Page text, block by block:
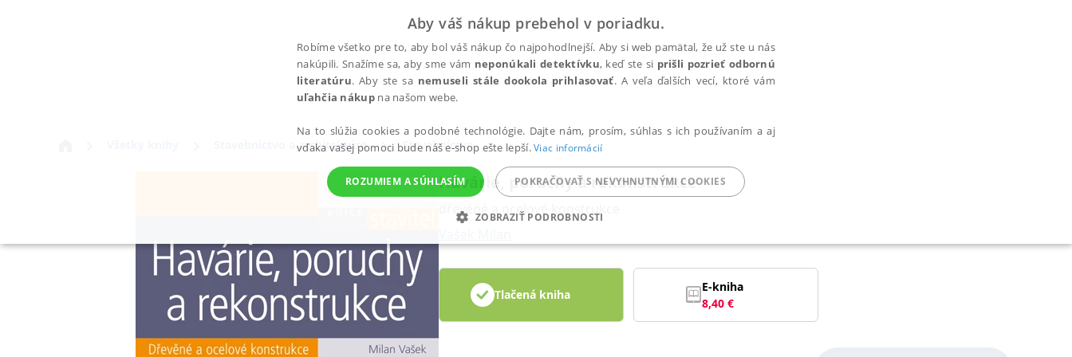
Stavebníctvo a architektúra Stavebníctvo
Havárie, poruchy a rekonstrukce
dřevěné a ocelové konstrukce
Tlačená kniha
E-kniha
8,40 €
Aby váš nákup prebehol v poriadku.
Robíme všetko pre to, aby bol váš nákup čo najpohodlnejší. Aby si web pamätal, že už ste u nás
nakúpili. Snažíme sa, aby sme vám neponúkali detektívku, keď ste si prišli pozrieť odbornú
literatúru. Aby ste sa nemuseli stále dookola prihlasovať. A veľa ďalších vecí, ktoré vám
uľahčia nákupna našom webe.
Na to slúžia cookies a podobné technológie. Dajte nám, prosím, súhlas s ich používaním a aj
vďaka vašej pomoci bude náš e-shop ešte lepší.Viac informácií
ROZUMIEM A SÚHLASÍM POKRAČOVAŤ S NEVYHNUTNÝMI COOKIES
ZOBRAZIŤ PODROBNOSTI
POTREBNÉ ANALYTICKÉ MARKETINGOVÉ FUNKČNÉ NEZARADENÉ SÚBORY
Potrebné Analytické
Nevyhnutné súbory cookie umožňujú základné funkcie webovej stránky, ako je prihlásenie používateľa a správa účtu. Bez nevyhnutných súborov cookie nie je možné webové stránky správne používať.